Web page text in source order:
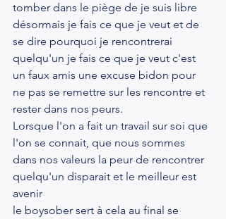
tomber dans le piège de je suis libre
désormais je fais ce que je veut et de
se dire pourquoi je rencontrerai
quelqu'un je fais ce que je veut c'est
un faux amis une excuse bidon pour
ne pas se remettre sur les rencontre et
rester dans nos peurs.
Lorsque l'on a fait un travail sur soi que
l'on se connait, que nous sommes
dans nos valeurs la peur de rencontrer
quelqu'un disparait et le meilleur est
avenir
le boysober sert à cela au final se